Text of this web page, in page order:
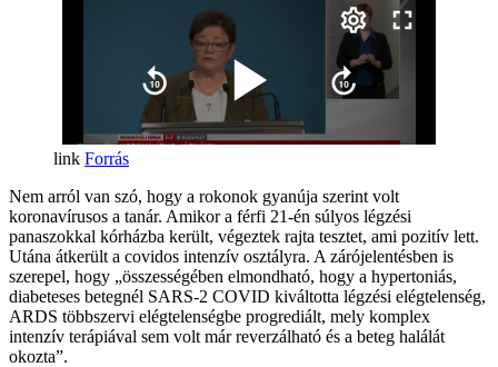
Forrás
Nem arról van szó, hogy a rokonok gyanúja szerint volt
koronavírusos a tanár. Amikor a férfi 21-én súlyos légzési
panaszokkal kórházba került, végeztek rajta tesztet, ami pozitív lett.
Utána átkerült a covidos intenzív osztályra. A zárójelentésben is
szerepel, hogy „összességében elmondható, hogy a hypertoniás,
diabeteses betegnél SARS-2 COVID kiváltotta légzési elégtelenség,
ARDS többszervi elégtelenségbe progrediált, mely komplex
intenzív terápiával sem volt már reverzálható és a beteg halálát
okozta”.